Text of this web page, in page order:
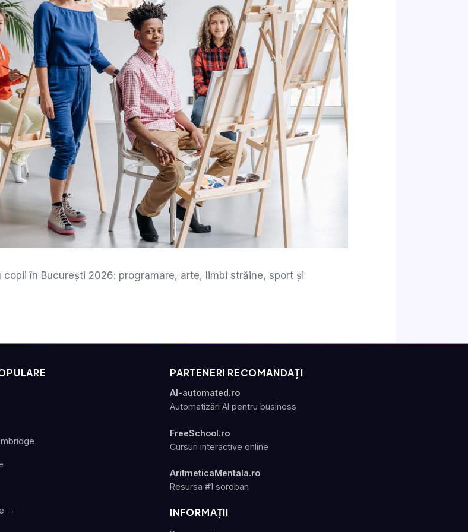
în București 2026: programare, arte, limbi străine, sport și
→
PARTENERI RECOMANDAȚI
AI-automated.ro
Automatizări AI pentru business
FreeSchool.ro
Cursuri interactive online
AritmeticaMentala.ro
Resursa #1 soroban
INFORMAȚII